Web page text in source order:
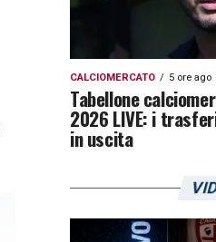
CALCIOMERCATO 5 ore ago
Tabellone
2026 LIVE: i
in uscita